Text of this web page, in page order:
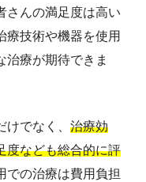
さんの満足度は高い
療技術や機器を使用
治療が期待できま
でなく、 治療効
度なども総合的に評
での治療は費用負担